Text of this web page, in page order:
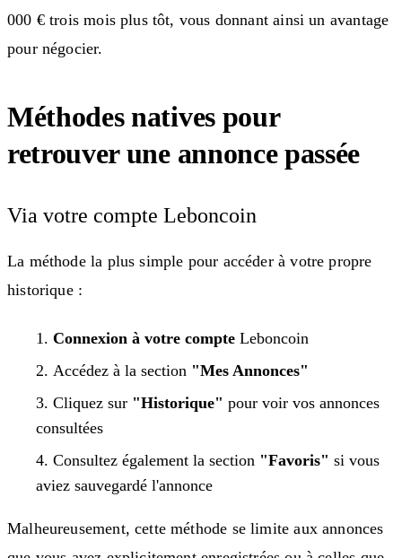
000 € trois mois plus tôt, vous donnant ainsi un avantage
pour négocier.
Méthodes natives pour
retrouver une annonce passée
Via votre compte Leboncoin
La méthode la plus simple pour accéder à votre propre
historique :
Connexion à votre compte Leboncoin
Accédez à la section "Mes Annonces"
Cliquez sur "Historique" pour voir vos annonces
consultées
Consultez également la section "Favoris" si vous
aviez sauvegardé l'annonce
Malheureusement, cette méthode se limite aux annonces